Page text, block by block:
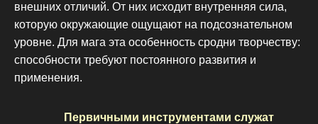
внешних отличий. От них исходит внутренняя сила,
которую окружающие ощущают на подсознательном
уровне. Для мага эта особенность сродни творчеству:
способности требуют постоянного развития и
применения.
Первичными инструментами служат